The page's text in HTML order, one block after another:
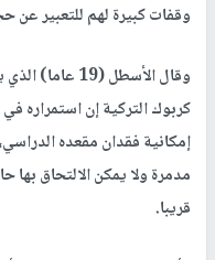
وقفات كبيرة لهم للتعبير عن
وقال الأسطل
كربوك التركية إن استمراره في
إمكانية فقدان مقعده
مدمرة ولا يمكن الالتحاق بها
قريبا.